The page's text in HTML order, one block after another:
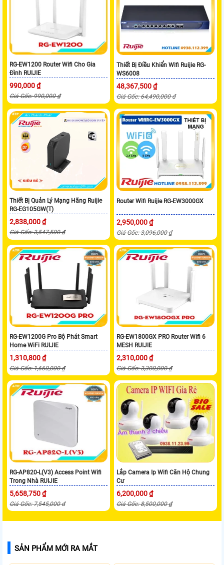
RG-EW1200 Router Wifi Cho Gia
Đình RUIJIE
990,000 ₫
Giá Gốc: 990,000 ₫
Thiết Bị Điều Khiển Wifi Ruijie RG-
WS6008
48,367,500 ₫
Giá Gốc: 64,490,000 đ
Thiết Bị Quản Lý Mạng Hãng Ruijie
RG-EG105GW(T)
2,838,000 ₫
Giá Gốc: 3,547,500 ₫
Router Wifi Ruijie RG-EW3000GX
2,950,000 ₫
Giá Gốc: 3,096,000 ₫
RG-EW1200G Pro Bộ Phát Smart
Home WiFi RUIJIE
1,310,800 ₫
Giá Gốc: 1,660,000 ₫
RG-EW1800GX PRO Router Wifi 6
MESH RUIJIE
2,310,000 ₫
Giá Gốc: 3,300,000 ₫
RG-AP820-L(V3) Access Point Wifi
Trong Nhà RUIJIE
5,658,750 ₫
Giá Gốc: 7,545,000 đ
Lắp Camera Ip Wifi Căn Hộ Chung
Cư
6,200,000 ₫
Giá Gốc: 8,500,000 ₫
SẢN PHẨM MỚI RA MẮT